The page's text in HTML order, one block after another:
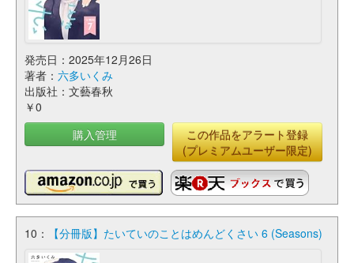
発売日：2025年12月26日
著者： 六多いくみ
出版社：文藝春秋
￥0
購入管理
この作品をアラート登録
(プレミアムユーザー限定)
10： 【分冊版】たいていのことはめんどくさい 6 (Seasons)